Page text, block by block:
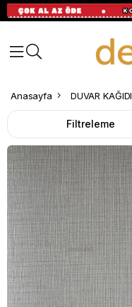
Anasayfa DUVAR KAĞIDI
Filtreleme
Tekstil
Duvar
Kağıdı